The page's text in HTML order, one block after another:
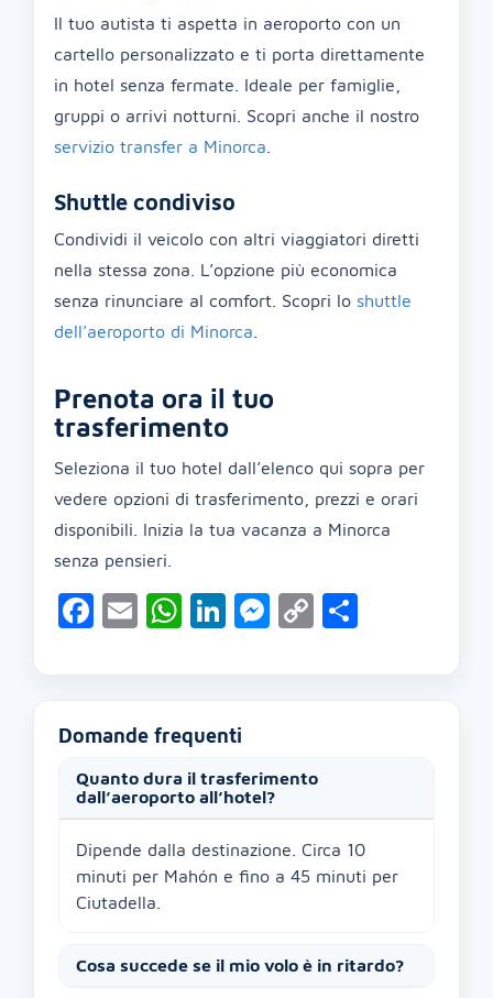
Il tuo autista ti aspetta in aeroporto con un
cartello personalizzato e ti porta direttamente
in hotel senza fermate. Ideale per famiglie,
gruppi o arrivi notturni. Scopri anche il nostro
servizio transfer a Minorca
Shuttle condiviso
Condividi il veicolo con altri viaggiatori diretti
nella stessa zona. L’opzione più economica
senza rinunciare al comfort. Scopri lo shuttle
dell’aeroporto di Minorca
Prenota ora il tuo
trasferimento
Seleziona il tuo hotel dall’elenco qui sopra per
vedere opzioni di trasferimento, prezzi e orari
disponibili. Inizia la tua vacanza a Minorca
senza pensieri.
Facebook
EmailWhatsApp
LinkedIn
Messenger
Copy
Domande frequenti
Quanto dura il trasferimento
dall’aeroporto all’hotel?
Dipende dalla destinazione. Circa 10
minuti per Mahón e fino a 45 minuti per
Ciutadella.
Cosa succede se il mio volo è in ritardo?